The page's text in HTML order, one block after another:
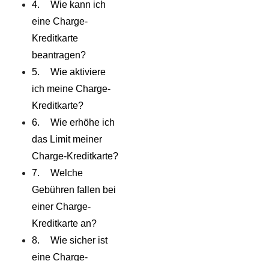
Wie kann ich
eine Charge-
Kreditkarte
beantragen?
Wie aktiviere
ich meine Charge-
Kreditkarte?
Wie erhöhe ich
das Limit meiner
Charge-Kreditkarte?
Welche
Gebühren fallen bei
einer Charge-
Kreditkarte an?
Wie sicher ist
eine Charge-